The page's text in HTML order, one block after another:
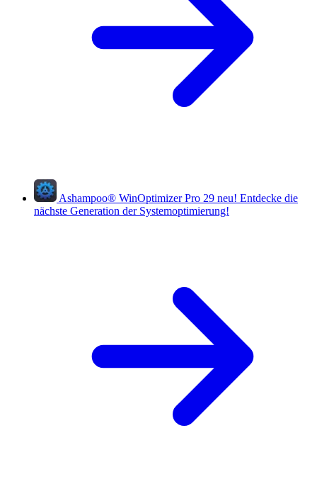
Ashampoo® WinOptimizer Pro 29 neu! Entdecke die
nächste Generation der Systemoptimierung!